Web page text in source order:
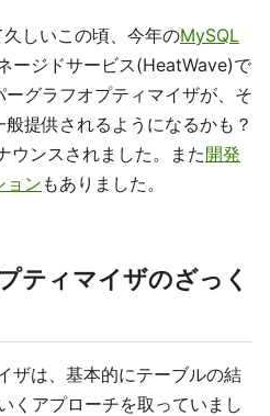
しいこの頃、今年のMySQL
ージドサービス(HeatWave)で
グラフオプティマイザが、そ
提供されるようになるかも？
ンスされました。また開発
ョン もありました。
ティマイザのざっく
ザは、基本的にテーブルの結
くアプローチを取っていまし